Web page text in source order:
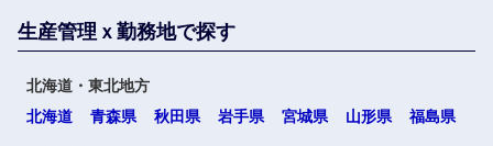
鹿児島県
生産管理ｘ勤務地で探す
北海道・東北地方
北海道
青森県 秋田県 岩手県 宮城県 山形県 福島県